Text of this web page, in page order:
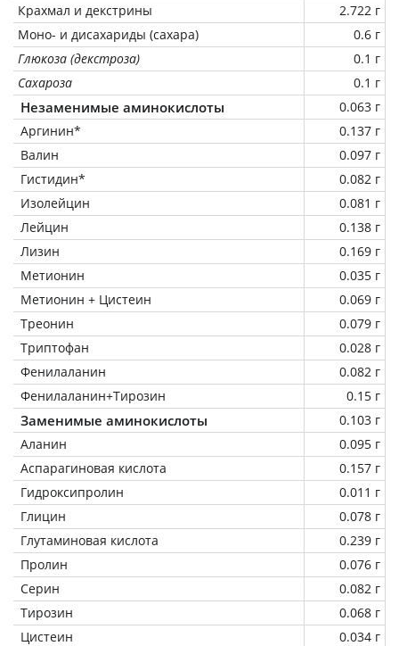
Крахмал и декстрины
2.722 г
Моно- и дисахариды (сахара)
0.6 г
Глюкоза (декстроза)
0.1 г
Сахароза
0.1 г
Незаменимые аминокислоты
0.063 г
Аргинин*
0.137 г
Валин
0.097 г
Гистидин*
0.082 г
Изолейцин
0.081 г
Лейцин
0.138 г
Лизин
0.169 г
Метионин
0.035 г
Метионин + Цистеин
0.069 г
Треонин
0.079 г
Триптофан
0.028 г
Фенилаланин
0.082 г
Фенилаланин+Тирозин
0.15 г
Заменимые аминокислоты
0.103 г
Аланин
0.095 г
Аспарагиновая кислота
0.157 г
Гидроксипролин
0.011 г
Глицин
0.078 г
Глутаминовая кислота
0.239 г
Пролин
0.076 г
Серин
0.082 г
Тирозин
0.068 г
Цистеин
0.034 г